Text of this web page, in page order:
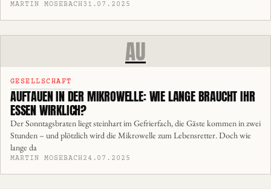
MARTIN MOSEBACH31.07.2025
AU
GESELLSCHAFT
AUFTAUEN IN DER MIKROWELLE: WIE LANGE BRAUCHT IHR
ESSEN WIRKLICH?
Der Sonntagsbraten liegt steinhart im Gefrierfach, die Gäste kommen in zwei
Stunden – und plötzlich wird die Mikrowelle zum Lebensretter. Doch wie
lange da
MARTIN MOSEBACH24.07.2025